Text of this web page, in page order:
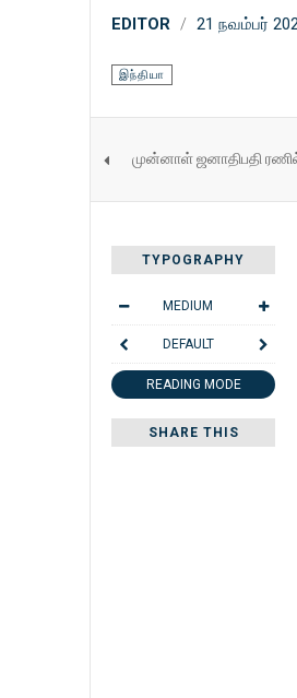
EDITOR 21 நவம்பர்
இந்தியா
முன்னாள் ஜனாதிபதி
TYPOGRAPHY
MEDIUM
DEFAULT
READING MODE
SHARE THIS